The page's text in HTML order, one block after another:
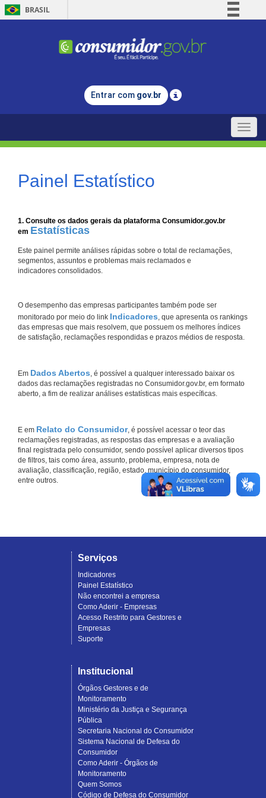
BRASIL
Comunica BR
Legislação
Entrar com gov.br
Toggle
Painel Estatístico
1. Consulte os dados gerais da plataforma Consumidor.gov.br
em Estatísticas
Este painel permite análises rápidas sobre o total de reclamações,
segmentos, assuntos e problemas mais reclamados e
indicadores consolidados.
O desempenho das empresas participantes também pode ser
monitorado por meio do link Indicadores, que apresenta os rankings
das empresas que mais resolvem, que possuem os melhores índices
de satisfação, reclamações respondidas e prazos médios de resposta.
Em Dados Abertos, é possível a qualquer interessado baixar os
dados das reclamações registradas no Consumidor.gov.br, em formato
aberto, a fim de realizar análises estatísticas mais específicas.
E em Relato do Consumidor, é possível acessar o teor das
reclamações registradas, as respostas das empresas e a avaliação
final registrada pelo consumidor, sendo possível aplicar diversos tipos
de filtros, tais como área, assunto, problema, empresa, nota de
avaliação, classificação, região, estado, município do consumidor,
entre outros.
Serviços
Indicadores
Painel Estatístico
Não encontrei a empresa
Como Aderir - Empresas
Acesso Restrito para Gestores e
Empresas
Suporte
Institucional
Órgãos Gestores e de
Monitoramento
Ministério da Justiça e Segurança
Pública
Secretaria Nacional do Consumidor
Sistema Nacional de Defesa do
Consumidor
Como Aderir - Órgãos de
Monitoramento
Quem Somos
Código de Defesa do Consumidor